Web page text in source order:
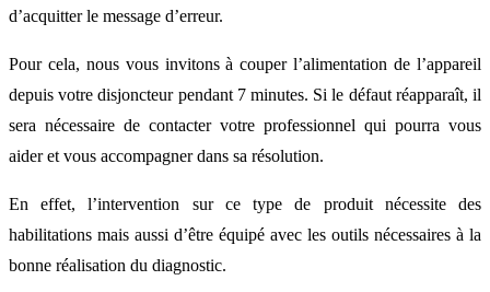
d’acquitter le message d’erreur.
Pour cela, nous vous invitons à couper l’alimentation de l’appareil
depuis votre disjoncteur pendant 7 minutes. Si le défaut réapparaît, il
sera nécessaire de contacter votre professionnel qui pourra vous
aider et vous accompagner dans sa résolution.
En effet, l’intervention sur ce type de produit nécessite des
habilitations mais aussi d’être équipé avec les outils nécessaires à la
bonne réalisation du diagnostic.